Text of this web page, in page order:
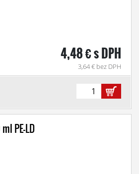
4,48 € s DPH
3,64 € bez DPH
PE-LD